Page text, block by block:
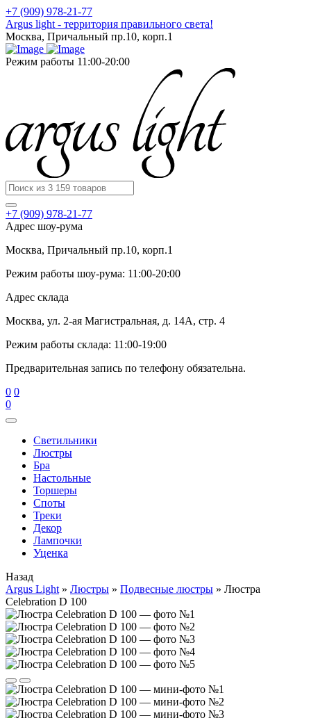
+7 (909) 978-21-77
Argus light - территория правильного света!
Москва, Причальный пр.10, корп.1
Режим работы 11:00-20:00
+7 (909) 978-21-77
Адрес шоу-рума
Москва, Причальный пр.10, корп.1
Режим работы шоу-рума: 11:00-20:00
Адрес склада
Москва, ул. 2-ая Магистральная, д. 14А, стр. 4
Режим работы склада: 11:00-19:00
Предварительная запись по телефону обязательна.
0 0
0
Cветильники
Люстры
Бра
Настольные
Торшеры
Споты
Треки
Декор
Лампочки
Уценка
Назад
Argus Light » Люстры » Подвесные люстры » Люстра
Celebration D 100